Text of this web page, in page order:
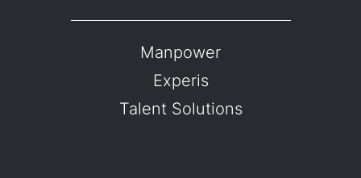
Manpower
Experis
Talent Solutions